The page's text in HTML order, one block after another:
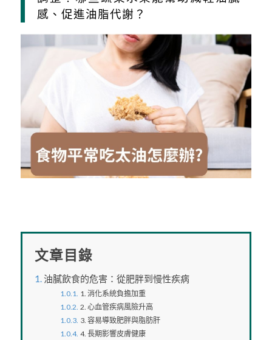
感、促進油脂代謝？
文章目錄
油膩飲食的危害：從肥胖到慢性疾病
1. 消化系統負擔加重
2. 心血管疾病風險升高
3. 容易導致肥胖與脂肪肝
4. 長期影響皮膚健康